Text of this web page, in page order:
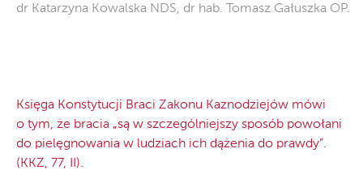
dr Katarzyna Kowalska NDS, dr hab. Tomasz Gałuszka OP.
Księga Konstytucji Braci Zakonu Kaznodziejów mówi
o tym, że bracia „są w szczególniejszy sposób powołani
do pielęgnowania w ludziach ich dążenia do prawdy”.
(KKZ, 77, II).